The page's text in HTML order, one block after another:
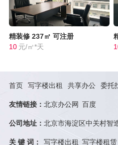
精装修 237㎡ 可注册
10 元/㎡*天
首页 写字楼出租 共享办公 委托
友情链接： 北京办公网 百度
公司地址： 北京市海淀区中关村智
关 键 词： 写字楼出租 写字楼租赁